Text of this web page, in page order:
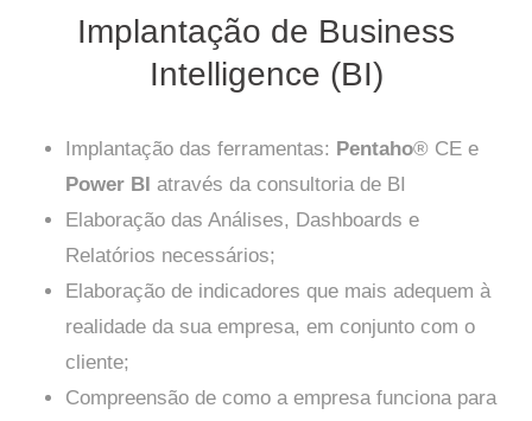
Implantação de Business
Intelligence (BI)
Implantação das ferramentas: Pentaho® CE e
Power BI através da consultoria de BI
Elaboração das Análises, Dashboards e
Relatórios necessários;
Elaboração de indicadores que mais adequem à
realidade da sua empresa, em conjunto com o
cliente;
Compreensão de como a empresa funciona para